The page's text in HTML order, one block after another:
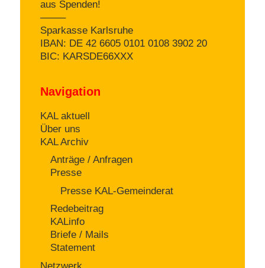
aus Spenden!
——–
Sparkasse Karlsruhe
IBAN: DE 42 6605 0101 0108 3902 20
BIC: KARSDE66XXX
Navigation
KAL aktuell
Über uns
KAL Archiv
Anträge / Anfragen
Presse
Presse KAL-Gemeinderat
Redebeitrag
KALinfo
Briefe / Mails
Statement
Netzwerk